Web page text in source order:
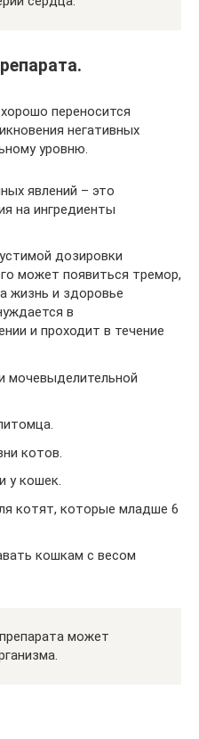
переносится
негативных
уровню.
явлений – это
на ингредиенты
дозировки
может появиться тремор,
жизнь и здоровье
в
и проходит в течение
мочевыделительной
котов.
у кошек.
котят, которые младше 6
кошкам с весом
может